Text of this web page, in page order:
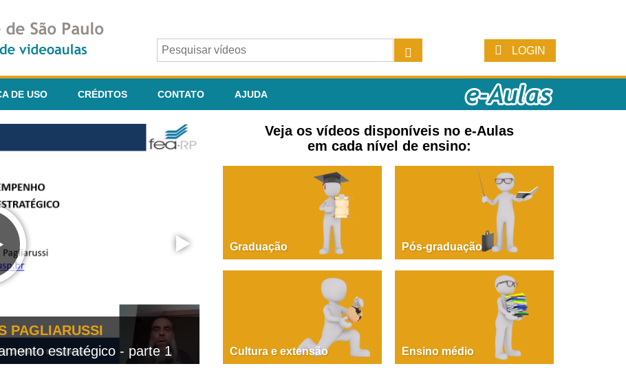
LOGIN
DE USO CRÉDITOS CONTATO AJUDA
PAGLIARUSSI
estratégico - parte 1
PAOLA GIUSTINA BACCIN
Dire, fare, partire! Aula 1 – parte 1
Veja os vídeos disponíveis no e-Aulas
em cada nível de ensino:
Graduação Pós-graduação
Cultura e extensão Ensino médio